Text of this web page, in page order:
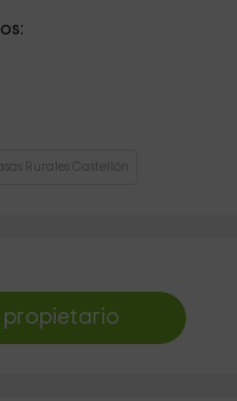
Rurales Castellón
propietario